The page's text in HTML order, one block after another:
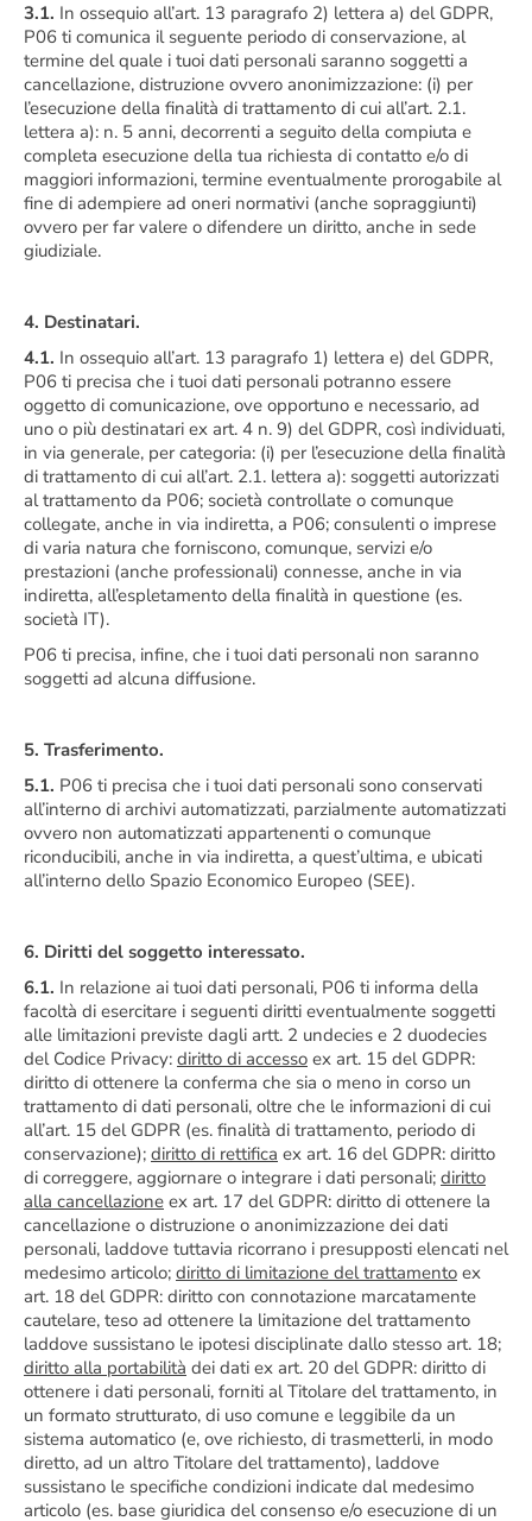
3.1. In ossequio all’art. 13 paragrafo 2) lettera a) del GDPR,
P06 ti comunica il seguente periodo di conservazione, al
termine del quale i tuoi dati personali saranno soggetti a
cancellazione, distruzione ovvero anonimizzazione: (i) per
l’esecuzione della finalità di trattamento di cui all’art. 2.1.
lettera a): n. 5 anni, decorrenti a seguito della compiuta e
completa esecuzione della tua richiesta di contatto e/o di
maggiori informazioni, termine eventualmente prorogabile al
fine di adempiere ad oneri normativi (anche sopraggiunti)
ovvero per far valere o difendere un diritto, anche in sede
giudiziale.
4. Destinatari.
4.1. In ossequio all’art. 13 paragrafo 1) lettera e) del GDPR,
P06 ti precisa che i tuoi dati personali potranno essere
oggetto di comunicazione, ove opportuno e necessario, ad
uno o più destinatari ex art. 4 n. 9) del GDPR, così individuati,
in via generale, per categoria: (i) per l’esecuzione della finalità
di trattamento di cui all’art. 2.1. lettera a): soggetti autorizzati
al trattamento da P06; società controllate o comunque
collegate, anche in via indiretta, a P06; consulenti o imprese
di varia natura che forniscono, comunque, servizi e/o
prestazioni (anche professionali) connesse, anche in via
indiretta, all’espletamento della finalità in questione (es.
società IT).
P06 ti precisa, infine, che i tuoi dati personali non saranno
soggetti ad alcuna diffusione.
5. Trasferimento.
5.1. P06 ti precisa che i tuoi dati personali sono conservati
all’interno di archivi automatizzati, parzialmente automatizzati
ovvero non automatizzati appartenenti o comunque
riconducibili, anche in via indiretta, a quest’ultima, e ubicati
all’interno dello Spazio Economico Europeo (SEE).
6. Diritti del soggetto interessato.
6.1. In relazione ai tuoi dati personali, P06 ti informa della
facoltà di esercitare i seguenti diritti eventualmente soggetti
alle limitazioni previste dagli artt. 2 undecies e 2 duodecies
del Codice Privacy: diritto di accesso ex art. 15 del GDPR:
diritto di ottenere la conferma che sia o meno in corso un
trattamento di dati personali, oltre che le informazioni di cui
all’art. 15 del GDPR (es. finalità di trattamento, periodo di
conservazione); diritto di rettifica ex art. 16 del GDPR: diritto
di correggere, aggiornare o integrare i dati personali; diritto
alla cancellazione ex art. 17 del GDPR: diritto di ottenere la
cancellazione o distruzione o anonimizzazione dei dati
personali, laddove tuttavia ricorrano i presupposti elencati nel
medesimo articolo; diritto di limitazione del trattamento ex
art. 18 del GDPR: diritto con connotazione marcatamente
cautelare, teso ad ottenere la limitazione del trattamento
laddove sussistano le ipotesi disciplinate dallo stesso art. 18;
diritto alla portabilità dei dati ex art. 20 del GDPR: diritto di
ottenere i dati personali, forniti al Titolare del trattamento, in
un formato strutturato, di uso comune e leggibile da un
sistema automatico (e, ove richiesto, di trasmetterli, in modo
diretto, ad un altro Titolare del trattamento), laddove
sussistano le specifiche condizioni indicate dal medesimo
articolo (es. base giuridica del consenso e/o esecuzione di un